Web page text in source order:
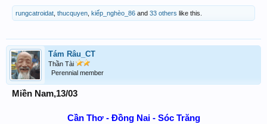
rungcatroidat thucquyen kiếp_nghèo_86 and 33 others like this.
Tám Râu_CT
Thần Tài
Perennial member
Miền Nam,13/03
Cần Thơ - Đồng Nai - Sóc Trăng